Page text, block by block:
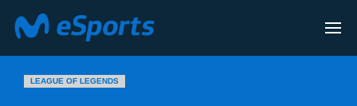
LEAGUE OF LEGENDS